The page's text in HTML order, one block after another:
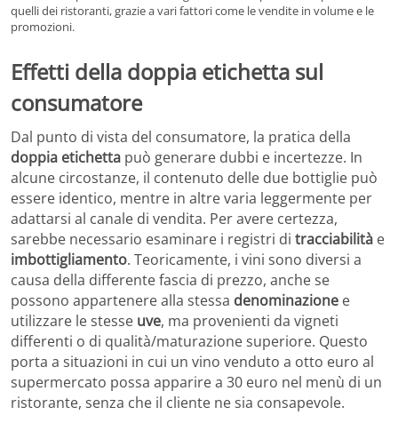
quelli dei ristoranti, grazie a vari fattori come le vendite in volume e le
promozioni.
Effetti della doppia etichetta sul
consumatore
Dal punto di vista del consumatore, la pratica della
doppia etichetta può generare dubbi e incertezze. In
alcune circostanze, il contenuto delle due bottiglie può
essere identico, mentre in altre varia leggermente per
adattarsi al canale di vendita. Per avere certezza,
sarebbe necessario esaminare i registri di tracciabilità e
imbottigliamento. Teoricamente, i vini sono diversi a
causa della differente fascia di prezzo, anche se
possono appartenere alla stessa denominazione e
utilizzare le stesse uve, ma provenienti da vigneti
differenti o di qualità/maturazione superiore. Questo
porta a situazioni in cui un vino venduto a otto euro al
supermercato possa apparire a 30 euro nel menù di un
ristorante, senza che il cliente ne sia consapevole.